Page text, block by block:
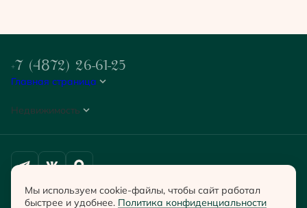
Главная страница
Недвижимость
+7 (4872) 26-61-25
Политика конфиденциальности
Согласие на обработку персональных данных
Мы используем cookie-файлы, чтобы сайт работал
быстрее и удобнее. Политика конфиденциальности